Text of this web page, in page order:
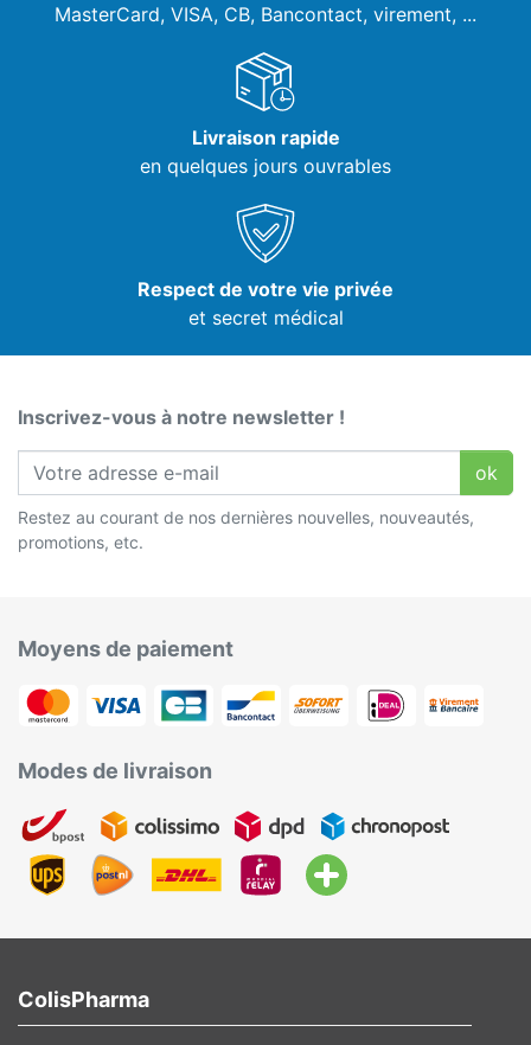
MasterCard, VISA, CB, Bancontact, virement, ...
Livraison rapide
en quelques jours ouvrables
Respect de votre vie privée
et secret médical
Inscrivez-vous à notre newsletter !
ok
Restez au courant de nos dernières nouvelles, nouveautés,
promotions, etc.
Moyens de paiement
Modes de livraison
ColisPharma